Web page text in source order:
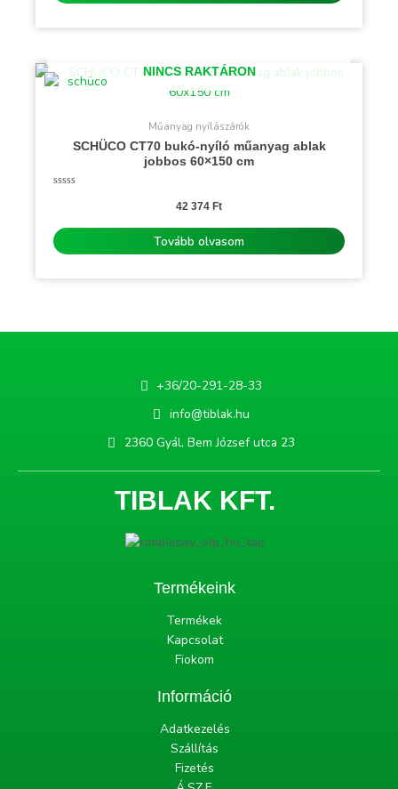
NINCS RAKTÁRON
Műanyag nyílászárók
SCHÜCO CT70 bukó-nyíló műanyag ablak
jobbos 60×150 cm
42 374 Ft
Tovább olvasom
+36/20-291-28-33
info@tiblak.hu
2360 Gyál, Bem József utca 23
TIBLAK KFT.
Termékeink
Termékek
Kapcsolat
Fiokom
Információ
Adatkezelés
Szállítás
Fizetés